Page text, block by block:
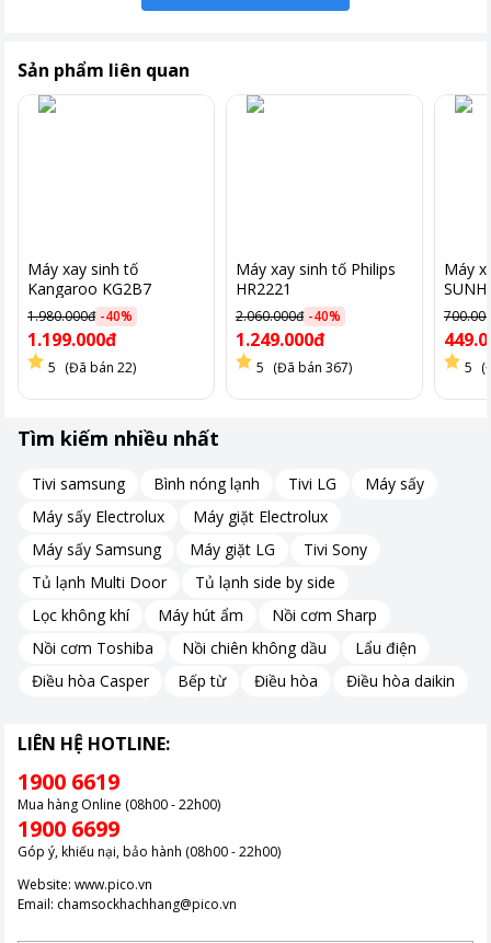
Sản phẩm liên quan
Máy xay sinh tố
Kangaroo KG2B7
1.980.000đ -40%
1.199.000đ
5 (Đã bán 22)
Máy xay sinh tố Philips
HR2221
2.060.000đ -40%
1.249.000đ
5 (Đã bán 367)
Máy
cs
5
Tìm kiếm nhiều nhất
Tivi samsung Bình nóng lạnh Tivi LG
Máy sấy
Máy sấy Electrolux
Máy giặt Electrolux
Máy sấy Samsung
Máy giặt LG
Tivi Sony
Tủ lạnh Multi Door
Tủ lạnh side by side
Lọc không khí
Máy hút ẩm
Nồi cơm Sharp
Nồi cơm Toshiba
Nồi chiên không dầu
Lẩu điện
Điều hòa Casper
Bếp từ Điều hòa Điều hòa daikin
LIÊN HỆ HOTLINE:
1900 6619
Mua hàng Online (08h00 - 22h00)
1900 6699
Góp ý, khiếu nại, bảo hành (08h00 - 22h00)
Website: www.pico.vn
Email: chamsockhachhang@pico.vn